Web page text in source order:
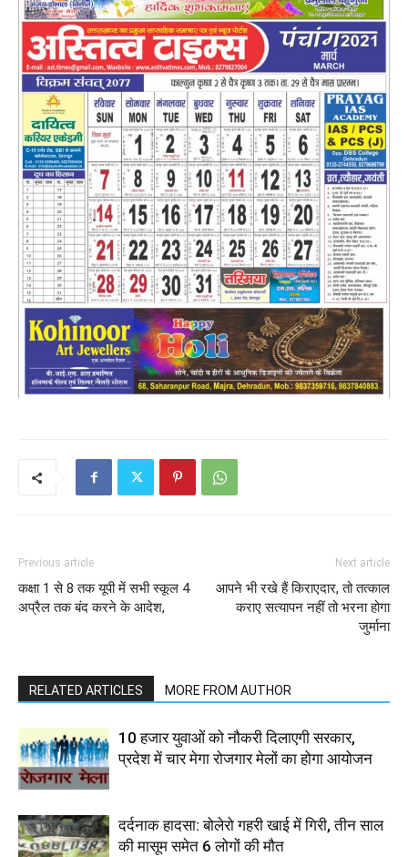
Previous article
कक्षा 1 से 8 तक यूपी में सभी स्कूल 4
अप्रैल तक बंद करने के आदेश,
Next article
आपने भी रखे हैं किराएदार, तो तत्काल
कराए सत्यापन नहीं तो भरना होगा
जुर्माना
RELATED ARTICLES MORE FROM AUTHOR
10 हजार युवाओं को नौकरी दिलाएगी सरकार,
प्रदेश में चार मेगा रोजगार मेलों का होगा आयोजन
दर्दनाक हादसा: बोलेरो गहरी खाई में गिरी, तीन साल
की मासूम समेत 6 लोगों की मौत